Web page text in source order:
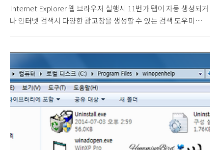
Internet Explorer 웹 브라우저 실행시 11번가 탭이 자동 생성되거
나 인터넷 검색시 다양한 광고창을 생성할 수 있는 검색 도우미
Files\ieplus\criteo.ini C:\Program Files\ieplus\criteo.toast
C:\Program Files\ieplus\criteosynd.ini C:\Program
Files\ieplus\ieplus.ini C:\Program Files\ieplus\ieplusse.exe ::
서비스(ieplusService) 등록 파일 C:\Program
Files\ieplus\ieplusu.exe ..